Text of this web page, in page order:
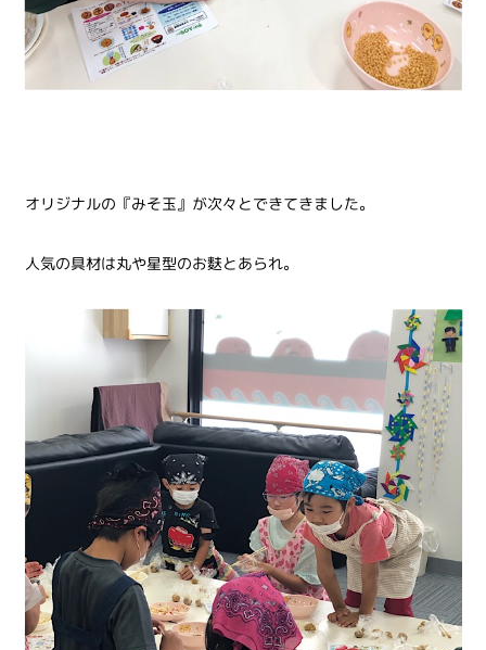
オリジナルの『みそ玉』が次々とできてきました。
人気の具材は丸や星型のお麩とあられ。